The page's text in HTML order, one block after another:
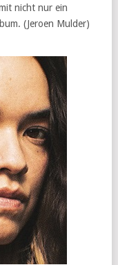
nicht nur ein
(Jeroen Mulder)